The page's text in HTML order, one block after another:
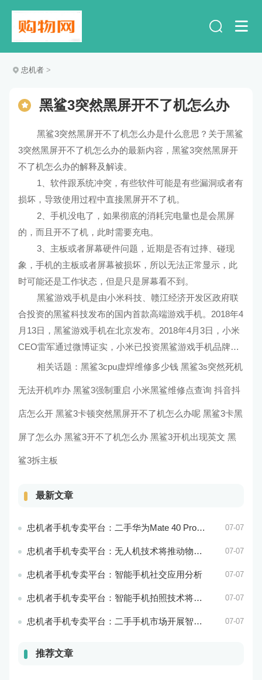
忠机者 >
黑鲨3突然黑屏开不了机怎么办
黑鲨3突然黑屏开不了机怎么办是什么意思？关于黑鲨
3突然黑屏开不了机怎么办的最新内容，黑鲨3突然黑屏开
不了机怎么办的解释及解读。
1、软件跟系统冲突，有些软件可能是有些漏洞或者有
损坏，导致使用过程中直接黑屏开不了机。
2、手机没电了，如果彻底的消耗完电量也是会黑屏
的，而且开不了机，此时需要充电。
3、主板或者屏幕硬件问题，近期是否有过摔、碰现
象，手机的主板或者屏幕被损坏，所以无法正常显示，此
时可能还是工作状态，但是只是屏幕看不到。
黑鲨游戏手机是由小米科技、赣江经济开发区政府联
合投资的黑鲨科技发布的国内首款高端游戏手机。2018年4
月13日，黑鲨游戏手机在北京发布。2018年4月3日，小米
CEO雷军通过微博证实，小米已投资黑鲨游戏手机品牌，
并确认这款新机4月13日下午3点即将正式发布。2018年3
就黑鲨游戏手机在京东商城的线上推广销售达成三年独家
合作。2018年4月13日下午，黑鲨科技正式发布黑鲨游戏手
界悬浮玻璃，配备5.99英寸18：9全面屏。
相关话题： 黑鲨3cpu虚焊维修多少钱 黑鲨3s突然死机
无法开机咋办 黑鲨3强制重启 小米黑鲨维修点查询 抖音抖
店怎么开 黑鲨3卡顿突然黑屏开不了机怎么办呢 黑鲨3卡黑
屏了怎么办 黑鲨3开不了机怎么办 黑鲨3开机出现英文 黑
鲨3拆主板
最新文章
忠机者手机专卖平台：二手华为Mate 40 Pro市场价格持续波动 07-07
忠机者手机专卖平台：无人机技术将推动物流行业的智能化发展 07-07
忠机者手机专卖平台：智能手机社交应用分析 07-07
忠机者手机专卖平台：智能手机拍照技术将不断升级，成为手机行业的重要趋势 07-07
忠机者手机专卖平台：二手手机市场开展智能化运营，优化市场流程和效率 07-07
推荐文章